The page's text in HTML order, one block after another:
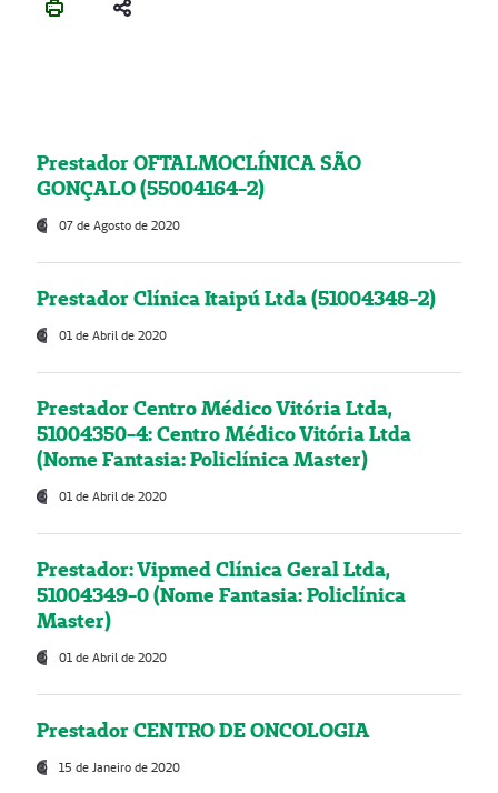
Prestador OFTALMOCLÍNICA SÃO
GONÇALO (55004164-2)
07 de Agosto de 2020
Prestador Clínica Itaipú Ltda (51004348-2)
01 de Abril de 2020
Prestador Centro Médico Vitória Ltda,
51004350-4: Centro Médico Vitória Ltda
(Nome Fantasia: Policlínica Master)
01 de Abril de 2020
Prestador: Vipmed Clínica Geral Ltda,
51004349-0 (Nome Fantasia: Policlínica
Master)
01 de Abril de 2020
Prestador CENTRO DE ONCOLOGIA
15 de Janeiro de 2020